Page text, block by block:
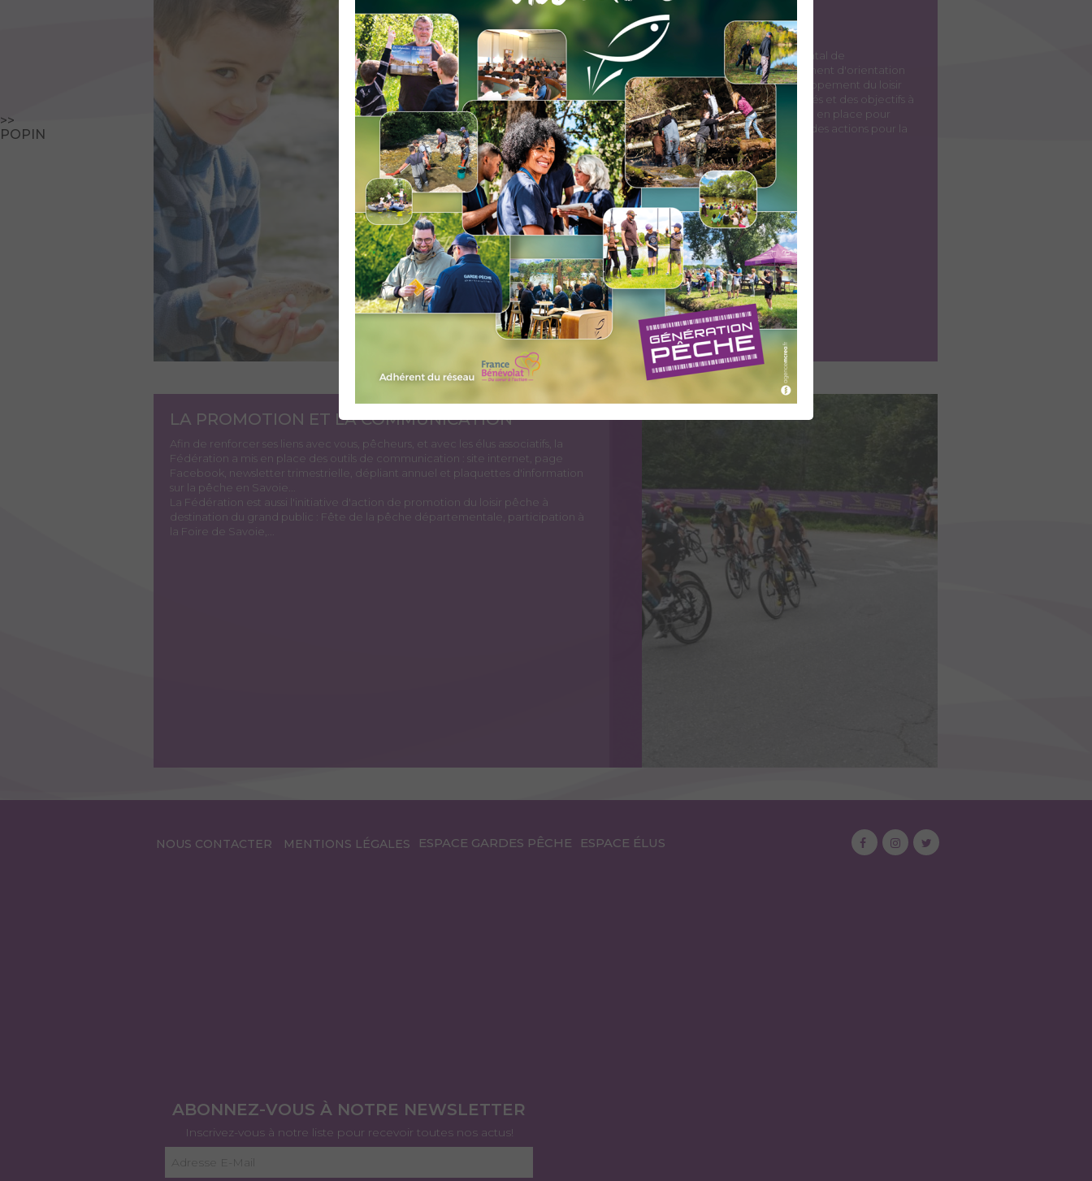
>>
POPIN
LE SCHÉMA DÉPARTEMENTAL DE
DÉVELOPPEMENT DU LOISIR PÊCHE
Par ailleurs, la Fédération a réalisé son Schéma Départemental de
Développement du Loisir Pêche (S.D.D.L.P.) : c’est un document d'orientation
stratégique qui a pour objectif de définir les axes de développement du loisir
pêche dans le département – en fonction des besoins relevés et des objectifs à
atteindre –, et de préconiser des actions concrètes à mettre en place pour
parvenir à la réalisation de ces objectifs. Ce schéma prévoit des actions pour la
période 2021/2025.
LA PROMOTION ET LA COMMUNICATION
Afin de renforcer ses liens avec vous, pêcheurs, et avec les élus associatifs, la
Fédération a mis en place des outils de communication : site internet, page
Facebook, newsletter trimestrielle, dépliant annuel et plaquettes d'information
sur la pêche en Savoie...
La Fédération est aussi l'initiative d'action de promotion du loisir pêche à
destination du grand public : Fête de la pêche départementale, participation à
la Foire de Savoie,...
NOUS CONTACTER MENTIONS LÉGALES ESPACE GARDES PÊCHE ESPACE ÉLUS
ABONNEZ-VOUS À NOTRE NEWSLETTER
Inscrivez-vous à notre liste pour recevoir toutes nos actus!